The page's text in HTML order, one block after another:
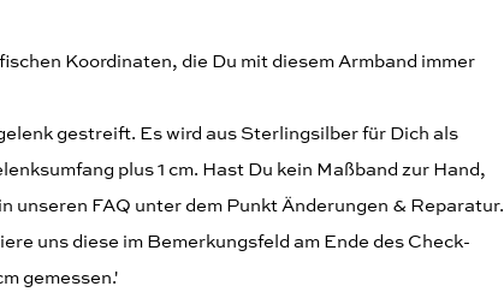
Koordinaten, die Du mit diesem Armband immer
gestreift. Es wird aus Sterlingsilber für Dich als
plus 1 cm. Hast Du kein Maßband zur Hand,
unseren FAQ unter dem Punkt Änderungen & Reparatur.
uns diese im Bemerkungsfeld am Ende des Check-
gemessen.'